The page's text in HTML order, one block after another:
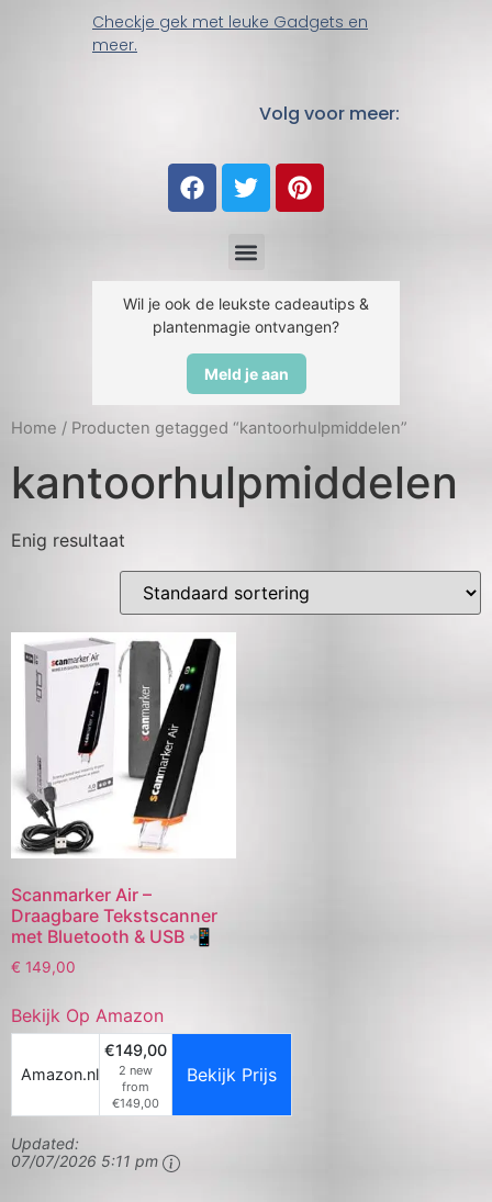
Checkje gek met leuke Gadgets en
meer.
Volg voor meer:
Wil je ook de leukste cadeautips &
plantenmagie ontvangen?
Meld je aan
Home / Producten getagged “kantoorhulpmiddelen”
kantoorhulpmiddelen
Enig resultaat
Scanmarker Air –
Draagbare Tekstscanner
met Bluetooth & USB 📲
€ 149,00
Bekijk Op Amazon
Amazon.nl
€149,00
2 new
from
€149,00
Bekijk Prijs
Updated:
07/07/2026 5:11 pm